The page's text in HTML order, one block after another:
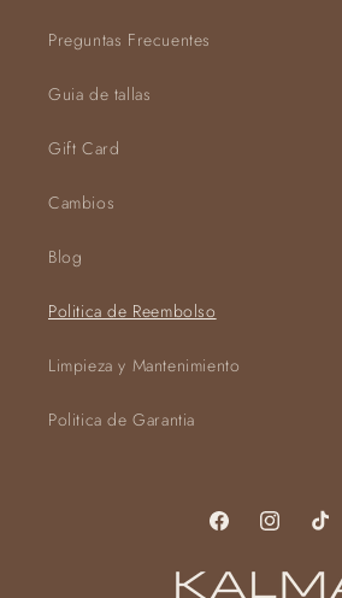
Preguntas Frecuentes
Guia de tallas
Gift Card
Cambios
Blog
Politica de Reembolso
Limpieza y Mantenimiento
Politica de Garantia
FacebookInstagramTikTok